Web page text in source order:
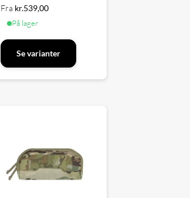
Fra kr.539,00
På lager
Se varianter